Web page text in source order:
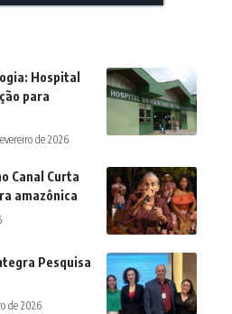
Hospital
para
de 2026
Canal Curta
amazônica
Pesquisa
de 2026